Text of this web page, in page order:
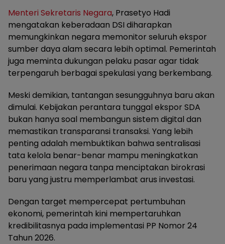
Menteri Sekretaris Negara, Prasetyo Hadi
mengatakan keberadaan DSI diharapkan
memungkinkan negara memonitor seluruh ekspor
sumber daya alam secara lebih optimal. Pemerintah
juga meminta dukungan pelaku pasar agar tidak
terpengaruh berbagai spekulasi yang berkembang.
Meski demikian, tantangan sesungguhnya baru akan
dimulai. Kebijakan perantara tunggal ekspor SDA
bukan hanya soal membangun sistem digital dan
memastikan transparansi transaksi. Yang lebih
penting adalah membuktikan bahwa sentralisasi
tata kelola benar-benar mampu meningkatkan
penerimaan negara tanpa menciptakan birokrasi
baru yang justru memperlambat arus investasi.
Dengan target mempercepat pertumbuhan
ekonomi, pemerintah kini mempertaruhkan
kredibilitasnya pada implementasi PP Nomor 24
Tahun 2026.